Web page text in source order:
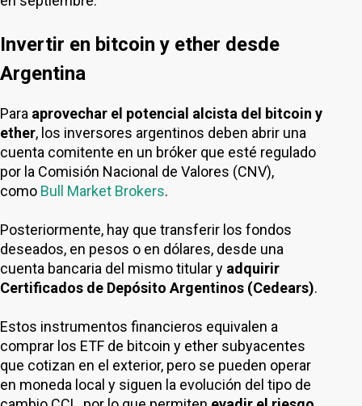
Invertir en bitcoin y ether desde
Argentina
Para aprovechar el potencial alcista del bitcoin y
ether, los inversores argentinos deben abrir una
cuenta comitente en un bróker que esté regulado
por la Comisión Nacional de Valores (CNV),
como Bull Market Brokers.
Posteriormente, hay que transferir los fondos
deseados, en pesos o en dólares, desde una
cuenta bancaria del mismo titular y adquirir
Certificados de Depósito Argentinos (Cedears).
Estos instrumentos financieros equivalen a
comprar los ETF de bitcoin y ether subyacentes
que cotizan en el exterior, pero se pueden operar
en moneda local y siguen la evolución del tipo de